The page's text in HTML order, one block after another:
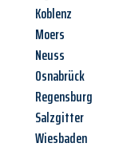
Koblenz
Moers
Neuss
Osnabrück
Regensburg
Salzgitter
Wiesbaden